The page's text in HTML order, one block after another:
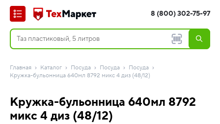
8 (800) 302-75-97
Главная Каталог Посуда Посуда
Посуда
Кружка-бульонница 640мл 8792 микс 4 диз (48/12)
Кружка-бульонница 640мл 8792
микс 4 диз (48/12)